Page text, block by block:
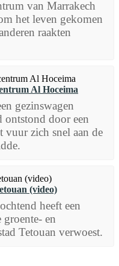
van Marrakech
het leven gekomen
raakten
Al Hoceima
gezinswagen
door een
vuur zich snel aan de
(video)
heeft een
groente- en
Tetouan verwoest.